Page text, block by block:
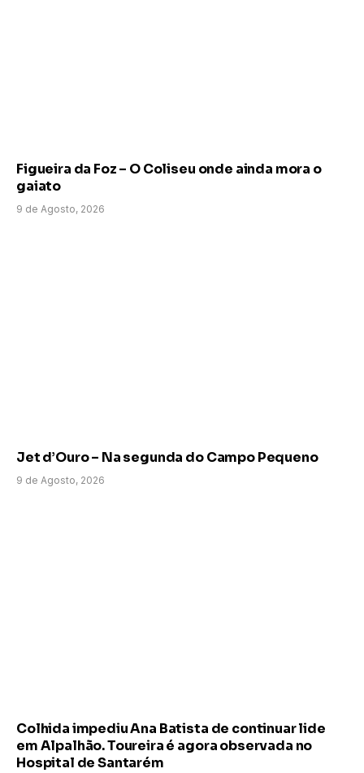
Figueira da Foz – O Coliseu onde ainda mora o
gaiato
9 de Agosto, 2026
Jet d’Ouro – Na segunda do Campo Pequeno
9 de Agosto, 2026
Colhida impediu Ana Batista de continuar lide
em Alpalhão. Toureira é agora observada no
Hospital de Santarém